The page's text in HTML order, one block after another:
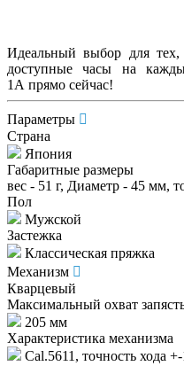
Идеальный выбор для
доступные часы на
1A прямо сейчас!
Параметры
Страна
Япония
Габаритные размеры
вес - 51 г, Диаметр - 45 мм,
Пол
Мужской
Застежка
Классическая пряжка
Механизм
Кварцевый
Максимальный охват
205 мм
Характеристика механизма
Cal.5611, точность хода